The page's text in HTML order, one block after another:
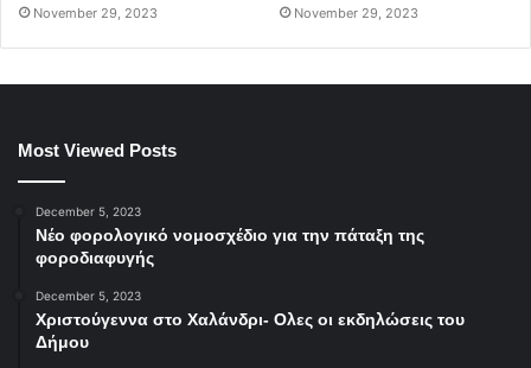
November 29, 2023 November 29, 2023
Most Viewed Posts
December 5, 2023
Νέο φορολογικό νομοσχέδιο για την πάταξη της
φοροδιαφυγής
December 5, 2023
Χριστούγεννα στο Χαλάνδρι- Ολες οι εκδηλώσεις του
Δήμου